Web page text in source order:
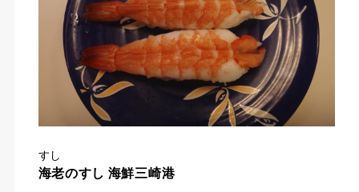
すし
海老のすし 海鮮三崎港